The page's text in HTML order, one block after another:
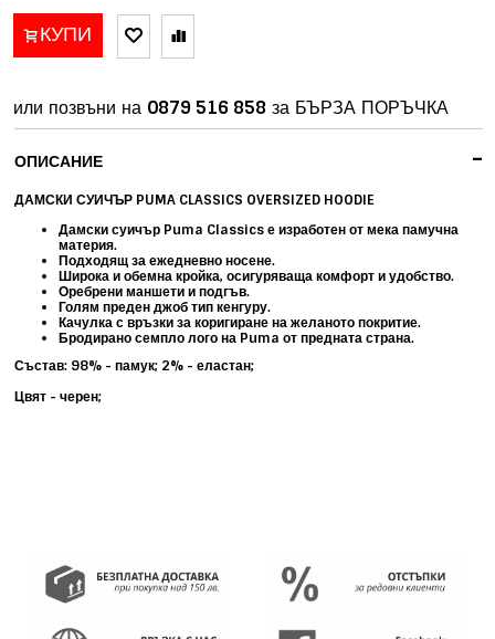
КУПИ
или позвъни на 0879 516 858 за БЪРЗА ПОРЪЧКА
-
ОПИСАНИЕ
ДАМСКИ СУИЧЪР PUMA CLASSICS OVERSIZED HOODIE
Дамски суичър Puma Classics е изработен от мека памучна
материя.
Подходящ за ежедневно носене.
Широка и обемна кройка, осигуряваща комфорт и удобство.
Оребрени маншети и подгъв.
Голям преден джоб тип кенгуру.
Качулка с връзки за коригиране на желаното покритие.
Бродирано семпло лого на Puma от предната страна.
Състав: 98% - памук; 2% - еластан;
Цвят - черен;